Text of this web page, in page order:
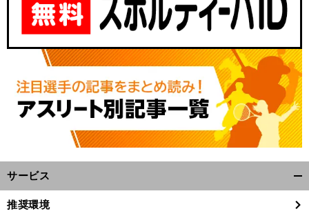
】
、
、
前
サービス
閉
推奨環境